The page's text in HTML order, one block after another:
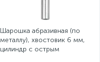
Шарошка абразивная (по
металлу), хвостовик 6 мм,
цилиндр с острым